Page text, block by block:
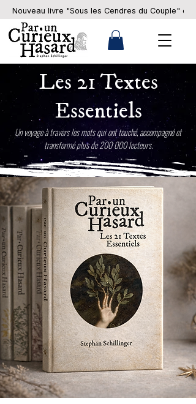
Nouveau livre "Sous les Cendres du Couple" en
Les 21 Textes
Essentiels
Un voyage à travers les mots qui ont touché, accompagné et
transformé plus de 200 000 lecteurs.